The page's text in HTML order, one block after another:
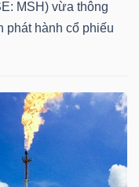
MSH) vừa thông
phát hành cổ phiếu